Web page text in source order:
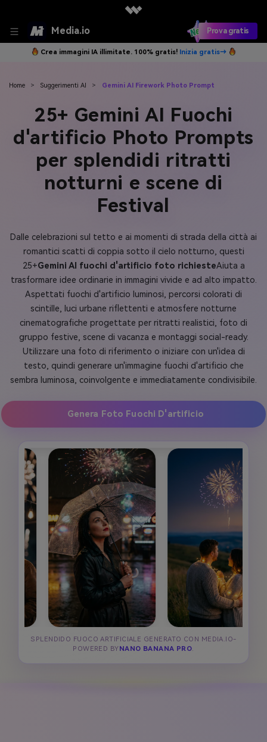
Media.io Prova gratis
Crea immagini IA illimitate. 100% gratis! Inizia gratis→
Home > Suggerimenti AI > Gemini AI Firework Photo Prompt
25+ Gemini AI Fuochi
d'artificio Photo Prompts
per splendidi ritratti
notturni e scene di
Festival
Dalle celebrazioni sul tetto e ai momenti di strada della città ai
romantici scatti di coppia sotto il cielo notturno, questi
25+Gemini AI fuochi d'artificio foto richiesteAiuta a
trasformare idee ordinarie in immagini vivide e ad alto impatto.
Aspettati fuochi d'artificio luminosi, percorsi colorati di
scintille, luci urbane riflettenti e atmosfere notturne
cinematografiche progettate per ritratti realistici, foto di
gruppo festive, scene di vacanza e montaggi social-ready.
Utilizzare una foto di riferimento o iniziare con un'idea di
testo, quindi generare un'immagine fuochi d'artificio che
sembra luminosa, coinvolgente e immediatamente condivisibile.
Genera Foto Fuochi D'artificio
SPLENDIDO FUOCO ARTIFICIALE GENERATO CON MEDIA.IO-
POWERED BY NANO BANANA PRO.